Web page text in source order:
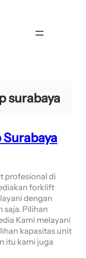
surabaya
profesional di
forklift
dengan
saja. Pilihan
Kami melayani
kapasitas unit
itu kami juga